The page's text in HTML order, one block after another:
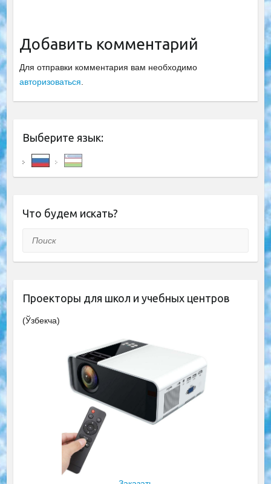
Добавить комментарий
Для отправки комментария вам необходимо
авторизоваться
Выберите язык:
Что будем искать?
Поиск
Проекторы для школ и учебных центров
(Ўзбекча)